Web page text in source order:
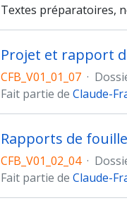
Textes préparatoires,
Projet et rapport
CFB_V01_01_07 ·
Fait partie de Claude-
Rapports de
CFB_V01_02_04 ·
Fait partie de Claude-